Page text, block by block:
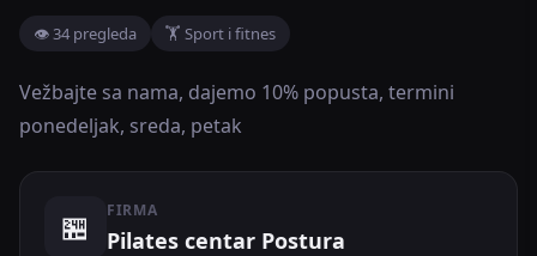
👁 34 pregleda 🏋️ Sport i fitnes
Vežbajte sa nama, dajemo 10% popusta, termini
ponedeljak, sreda, petak
🏪 FIRMA
Pilates centar Postura